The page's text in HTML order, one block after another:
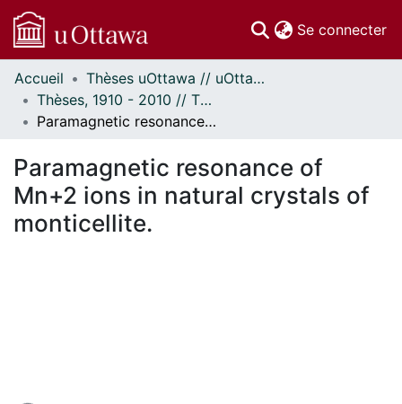
Se connecter
Communautés
et collections
Parcourir
À propos
Accueil
Thèses uOttawa // uOttawa Theses
Thèses, 1910 - 2010 // Theses, 1910 - 2010
Paramagnetic resonance of Mn+2 ions in natural crystals of monticellite.
Paramagnetic resonance of
Mn+2 ions in natural crystals of
monticellite.